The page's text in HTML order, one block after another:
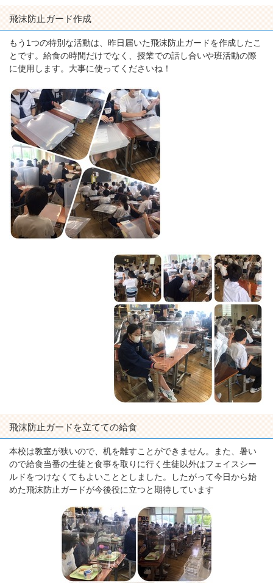
飛沫防止ガード作成
もう1つの特別な活動は、昨日届いた飛沫防止ガードを作成したこ
とです。給食の時間だけでなく、授業での話し合いや班活動の際
に使用します。大事に使ってくださいね！
飛沫防止ガードを立てての給食
本校は教室が狭いので、机を離すことができません。また、暑い
ので給食当番の生徒と食事を取りに行く生徒以外はフェイスシー
ルドをつけなくてもよいこととしました。したがって今日から始
めた飛沫防止ガードが今後役に立つと期待しています